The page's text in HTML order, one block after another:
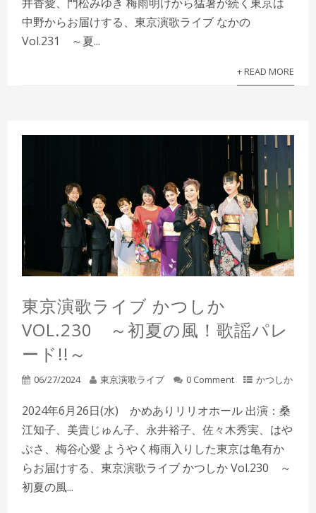
中野からお届けする、東京演歌ライブ なかの
Vol.231 ～夏...
+ READ MORE
東京演歌ライブ かつしか
VOL.230 ～初夏の風！歌謡パレ
ード!!～
06/27/2024 東京演歌ライブ 0 Comment かつしか
2024年6月26日(水) かめありリリオホール 出演：桑
江知子、美貴じゅん子、永井裕子、佐々木秀実、はや
ぶさ、梅谷心愛 ようやく梅雨入りした東京は亀有か
らお届けする、東京演歌ライブ かつしか Vol.230 ～
初夏の風...